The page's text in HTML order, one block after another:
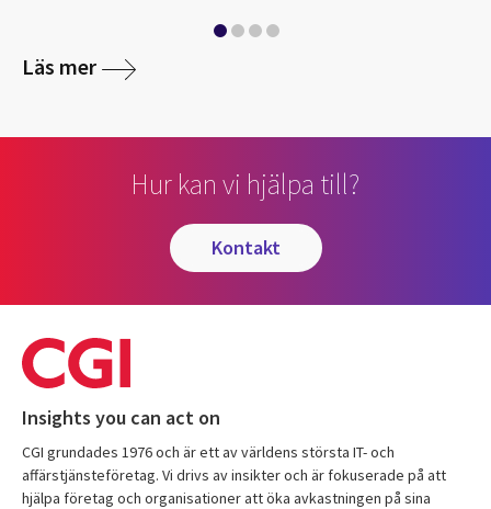
Läs mer
Hur kan vi hjälpa till?
kontakt
Insights you can act on
CGI grundades 1976 och är ett av världens största IT- och
affärstjänsteföretag. Vi drivs av insikter och är fokuserade på att
hjälpa företag och organisationer att öka avkastningen på sina